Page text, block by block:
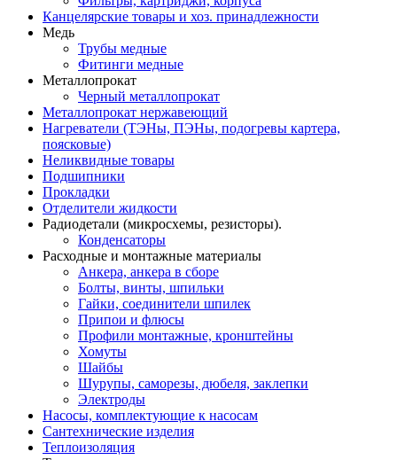
Канцелярские товары и хоз. принадлежности
Медь
Трубы медные
Фитинги медные
Металлопрокат
Черный металлопрокат
Металлопрокат нержавеющий
Нагреватели (ТЭНы, ПЭНы, подогревы картера,
поясковые)
Неликвидные товары
Подшипники
Прокладки
Отделители жидкости
Радиодетали (микросхемы, резисторы).
Конденсаторы
Расходные и монтажные материалы
Анкера, анкера в сборе
Болты, винты, шпильки
Гайки, соединители шпилек
Припои и флюсы
Профили монтажные, кронштейны
Хомуты
Шайбы
Шурупы, саморезы, дюбеля, заклепки
Электроды
Насосы, комплектующие к насосам
Сантехнические изделия
Теплоизоляция